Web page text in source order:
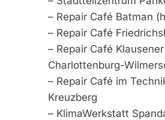
– Repair Café Batman
– Repair Café
– Repair Café
Charlottenburg-
– Repair Café im
Kreuzberg
– KlimaWerkstatt